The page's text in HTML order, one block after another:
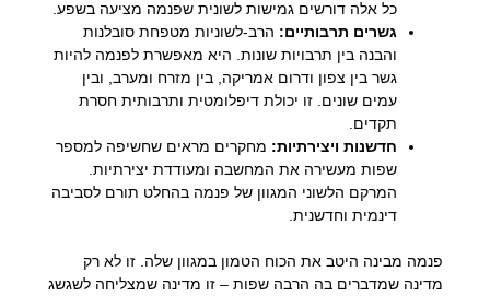
כל אלה דורשים גמישות לשונית שפנמה מציעה בשפע.
גשרים תרבותיים: הרב-לשוניות מטפחת סובלנות
והבנה בין תרבויות שונות. היא מאפשרת לפנמה להיות
גשר בין צפון ודרום אמריקה, בין מזרח ומערב, ובין
עמים שונים. זו יכולת דיפלומטית ותרבותית חסרת
תקדים.
חדשנות ויצירתיות: מחקרים מראים שחשיפה למספר
שפות מעשירה את המחשבה ומעודדת יצירתיות.
המרקם הלשוני המגוון של פנמה בהחלט תורם לסביבה
דינמית וחדשנית.
פנמה מבינה היטב את הכוח הטמון במגוון שלה. זו לא רק
מדינה שמדברים בה הרבה שפות – זו מדינה שמצליחה לשגשג